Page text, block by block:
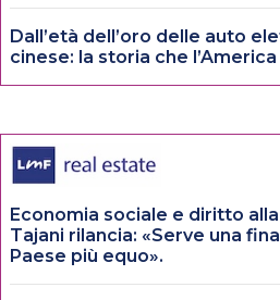
Dall’età dell’oro delle auto
cinese: la storia che
Economia sociale e diritto
Tajani rilancia: «Serve una
Paese più equo».